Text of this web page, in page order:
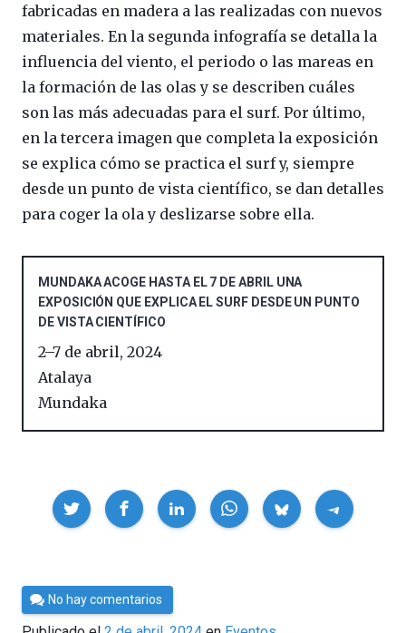
fabricadas en madera a las realizadas con nuevos
materiales. En la segunda infografía se detalla la
influencia del viento, el periodo o las mareas en
la formación de las olas y se describen cuáles
son las más adecuadas para el surf. Por último,
en la tercera imagen que completa la exposición
se explica cómo se practica el surf y, siempre
desde un punto de vista científico, se dan detalles
para coger la ola y deslizarse sobre ella.
MUNDAKA ACOGE HASTA EL 7 DE ABRIL UNA
EXPOSICIÓN QUE EXPLICA EL SURF DESDE UN PUNTO
DE VISTA CIENTÍFICO
2–7 de abril, 2024
Atalaya
Mundaka
Compartir
Por
Cultura
No hay comentarios